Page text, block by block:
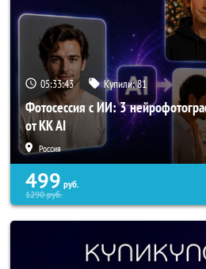
05:33:41 Купили:81
Фотосессия с ИИ: 3
от KK AI
Россия
499 руб.
1290руб.